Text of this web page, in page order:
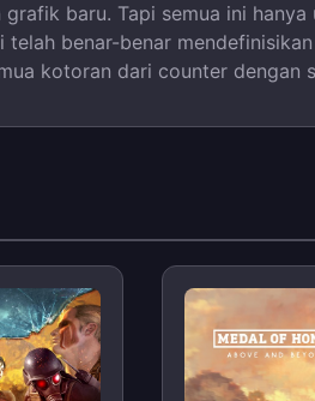
baru. Tapi semua ini
telah benar-benar
kotoran dari counter